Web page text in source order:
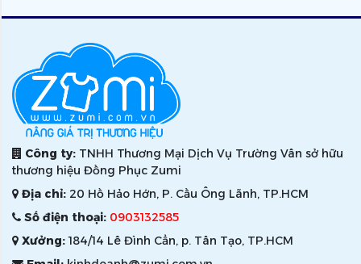
Công ty: TNHH Thương Mại Dịch Vụ Trường Vân sở hữu
thương hiệu Đồng Phục Zumi
Địa chỉ: 20 Hồ Hảo Hớn, P. Cầu Ông Lãnh, TP.HCM
Số điện thoại: 0903132585
Xưởng:184/14 Lê Đình Cẩn, p. Tân Tạo, TP.HCM